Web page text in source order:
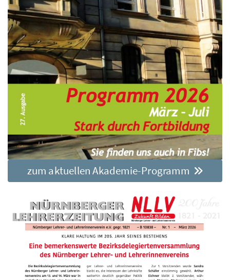
zum aktuellen Akademie-Programm